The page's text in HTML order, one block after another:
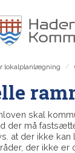
lokalplanlægning /
skal
der må
at der ikke
der ikke er